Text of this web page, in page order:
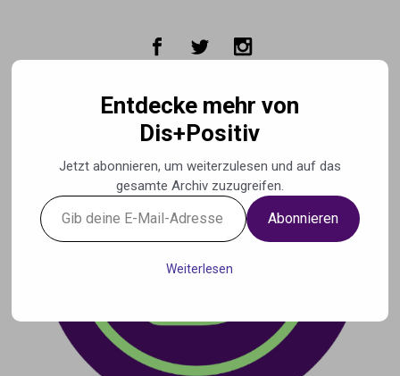
Entdecke mehr von
Dis+Positiv
Jetzt abonnieren, um weiterzulesen und auf das
gesamte Archiv zuzugreifen.
Gib
deine
Abonnieren
Weiterlesen